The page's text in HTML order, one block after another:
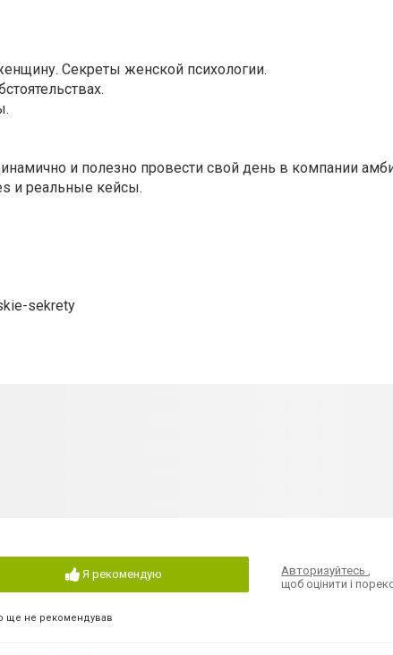
Секреты женской психологии.
и полезно провести свой день в компании
и реальные кейсы.
sekrety⠀
Я рекомендую
ще не рекомендував
Авторизуйтесь
щоб оцінити і